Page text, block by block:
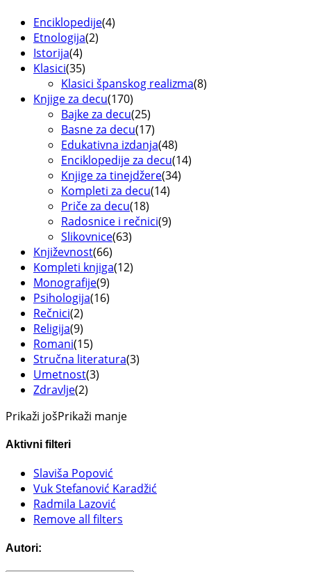
Enciklopedije(4)
Etnologija(2)
Istorija(4)
Klasici(35)
Klasici španskog realizma(8)
Knjige za decu(170)
Bajke za decu(25)
Basne za decu(17)
Edukativna izdanja(48)
Enciklopedije za decu(14)
Knjige za tinejdžere(34)
Kompleti za decu(14)
Priče za decu(18)
Radosnice i rečnici(9)
Slikovnice(63)
Književnost(66)
Kompleti knjiga(12)
Monografije(9)
Psihologija(16)
Rečnici(2)
Religija(9)
Romani(15)
Stručna literatura(3)
Umetnost(3)
Zdravlje(2)
Prikaži jošPrikaži manje
Aktivni filteri
Slaviša Popović
Vuk Stefanović Karadžić
Radmila Lazović
Remove all filters
Autori: